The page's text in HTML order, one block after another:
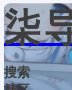
柒
搜索